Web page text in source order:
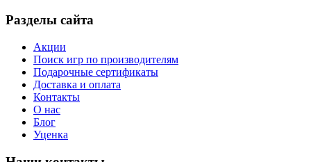
Разделы сайта
Акции
Поиск игр по производителям
Подарочные сертификаты
Доставка и оплата
Контакты
О нас
Блог
Уценка